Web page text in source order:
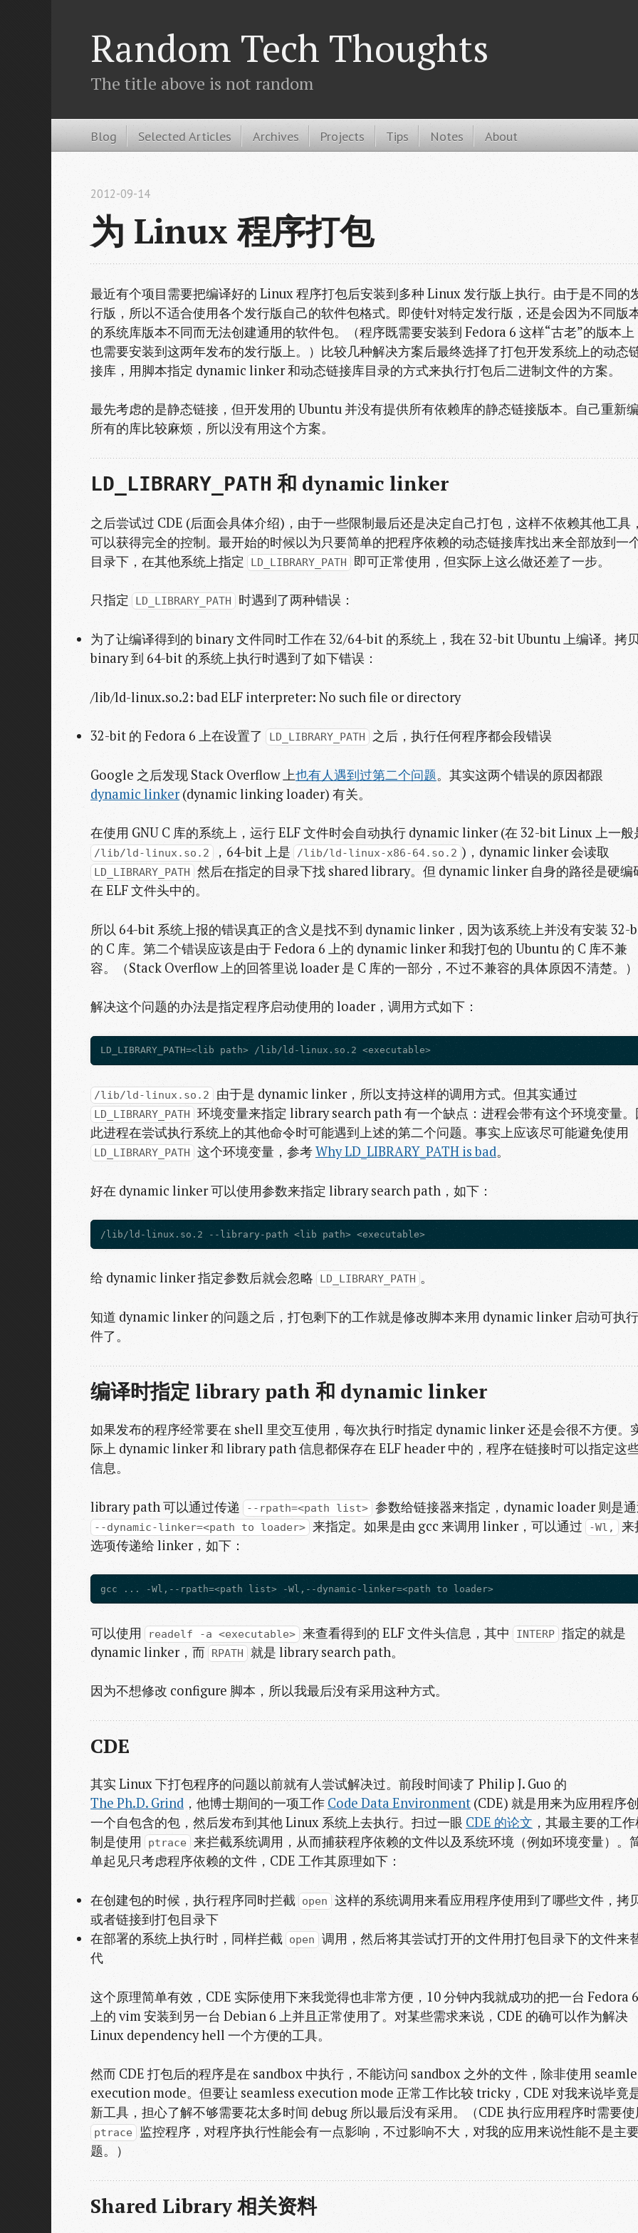
Random Tech Thoughts
The title above is not random
Blog Selected Articles Archives Projects Tips Notes About
为 Linux 程序打包
2012-09-14
最近有个项目需要把编译好的 Linux 程序打包后安装到多种 Linux 发行版上执行。由于是不同的
行版，所以不适合使用各个发行版自己的软件包格式。即使针对特定发行版，还是会因为不同版
的系统库版本不同而无法创建通用的软件包。（程序既需要安装到 Fedora 6 这样“古老”的版本上
也需要安装到这两年发布的发行版上。）比较几种解决方案后最终选择了打包开发系统上的动态
接库，用脚本指定 dynamic linker 和动态链接库目录的方式来执行打包后二进制文件的方案。
最先考虑的是静态链接，但开发用的 Ubuntu 并没有提供所有依赖库的静态链接版本。自己重新
所有的库比较麻烦，所以没有用这个方案。
LD_LIBRARY_PATH 和 dynamic linker
之后尝试过 CDE (后面会具体介绍)，由于一些限制最后还是决定自己打包，这样不依赖其他工具
可以获得完全的控制。最开始的时候以为只要简单的把程序依赖的动态链接库找出来全部放到一
目录下，在其他系统上指定
LD_LIBRARY_PATH 即可正常使用，但实际上这么做还差了一步。
只指定 LD_LIBRARY_PATH 时遇到了两种错误：
为了让编译得到的 binary 文件同时工作在 32/64-bit 的系统上，我在 32-bit Ubuntu 上编译。拷
binary 到 64-bit 的系统上执行时遇到了如下错误：
/lib/ld-linux.so.2: bad ELF interpreter: No such file or directory
32-bit 的 Fedora 6 上在设置了 LD_LIBRARY_PATH 之后，执行任何程序都会段错误
Google 之后发现 Stack Overflow 上也有人遇到过第二个问题。其实这两个错误的原因都跟
dynamic linker(dynamic linking loader) 有关。
在使用 GNU C 库的系统上，运行 ELF 文件时会自动执行 dynamic linker (在 32-bit Linux 上一般
/lib/ld-linux.so.2 ，64-bit 上是 /lib/ld-linux-x86-64.so.2 )，dynamic linker 会读取
LD_LIBRARY_PATH 然后在指定的目录下找 shared library。但 dynamic linker 自身的路径是硬编
在 ELF 文件头中的。
所以 64-bit 系统上报的错误真正的含义是找不到 dynamic linker，因为该系统上并没有安装 32-
的 C 库。第二个错误应该是由于 Fedora 6 上的 dynamic linker 和我打包的 Ubuntu 的 C 库不兼
容。（Stack Overflow 上的回答里说 loader 是 C 库的一部分，不过不兼容的具体原因不清楚。）
解决这个问题的办法是指定程序启动使用的 loader，调用方式如下：
/lib/ld-linux.so.2 由于是 dynamic linker，所以支持这样的调用方式。但其实通过
LD_LIBRARY_PATH 环境变量来指定 library search path 有一个缺点：进程会带有这个环境变量。
此进程在尝试执行系统上的其他命令时可能遇到上述的第二个问题。事实上应该尽可能避免使用
LD_LIBRARY_PATH 这个环境变量，参考Why LD_LIBRARY_PATH is bad。
好在 dynamic linker 可以使用参数来指定 library search path，如下：
给 dynamic linker 指定参数后就会忽略 LD_LIBRARY_PATH 。
知道 dynamic linker 的问题之后，打包剩下的工作就是修改脚本来用 dynamic linker 启动可执
件了。
编译时指定 library path 和 dynamic linker
如果发布的程序经常要在 shell 里交互使用，每次执行时指定 dynamic linker 还是会很不方便。
际上 dynamic linker 和 library path 信息都保存在 ELF header 中的，程序在链接时可以指定这
信息。
library path 可以通过传递 --rpath=<path list> 参数给链接器来指定，dynamic loader 则是
--dynamic-linker=<path to loader> 来指定。如果是由 gcc 来调用 linker，可以通过 -Wl, 来
选项传递给 linker，如下：
可以使用 readelf -a <executable> 来查看得到的 ELF 文件头信息，其中 INTERP 指定的就是
dynamic linker，而
RPATH 就是 library search path。
因为不想修改 configure 脚本，所以我最后没有采用这种方式。
CDE
其实 Linux 下打包程序的问题以前就有人尝试解决过。前段时间读了 Philip J. Guo 的
The Ph.D. Grind ，他博士期间的一项工作 Code Data Environment (CDE) 就是用来为应用程序
一个自包含的包，然后发布到其他 Linux 系统上去执行。扫过一眼 CDE 的论文，其最主要的工
制是使用
ptrace 来拦截系统调用，从而捕获程序依赖的文件以及系统环境（例如环境变量）。
单起见只考虑程序依赖的文件，CDE 工作其原理如下：
在创建包的时候，执行程序同时拦截 open 这样的系统调用来看应用程序使用到了哪些文件，拷
或者链接到打包目录下
在部署的系统上执行时，同样拦截 open 调用，然后将其尝试打开的文件用打包目录下的文件来
代
这个原理简单有效，CDE 实际使用下来我觉得也非常方便，10 分钟内我就成功的把一台 Fedora 6
上的 vim 安装到另一台 Debian 6 上并且正常使用了。对某些需求来说，CDE 的确可以作为解决
Linux dependency hell 一个方便的工具。
然而 CDE 打包后的程序是在 sandbox 中执行，不能访问 sandbox 之外的文件，除非使用
execution mode。但要让 seamless execution mode 正常工作比较 tricky，CDE 对我来说毕竟
新工具，担心了解不够需要花太多时间 debug 所以最后没有采用。（CDE 执行应用程序时需要
ptrace 监控程序，对程序执行性能会有一点影响，不过影响不大，对我的应用来说性能不是主
题。）
Shared Library 相关资料